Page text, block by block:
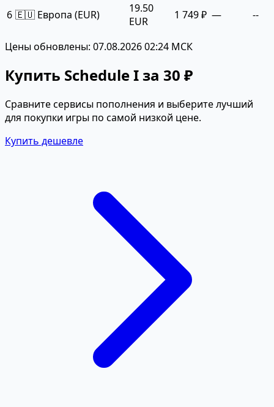
6 🇪🇺 Европа (EUR)
19.50
EUR
1 749 ₽ — --
Цены обновлены: 07.08.2026 02:24 МСК
Купить Schedule I за 30 ₽
Сравните сервисы пополнения и выберите лучший
для покупки игры по самой низкой цене.
Купить дешевле